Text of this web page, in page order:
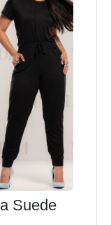
Suede